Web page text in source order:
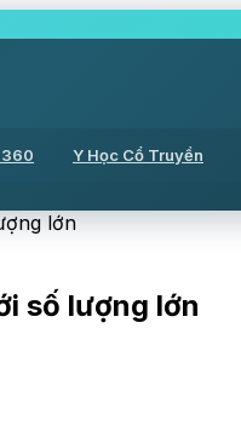
360 Y Học Cổ Truyền
lớn
số lượng lớn